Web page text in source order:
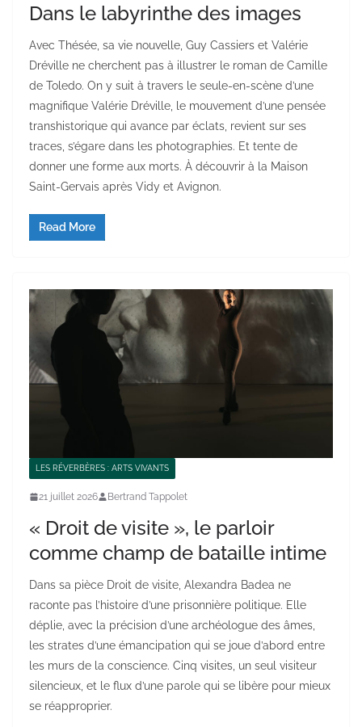
Dans le labyrinthe des images
Avec Thésée, sa vie nouvelle, Guy Cassiers et Valérie
Dréville ne cherchent pas à illustrer le roman de Camille
de Toledo. On y suit à travers le seule-en-scène d’une
magnifique Valérie Dréville, le mouvement d’une pensée
transhistorique qui avance par éclats, revient sur ses
traces, s’égare dans les photographies. Et tente de
donner une forme aux morts. À découvrir à la Maison
Saint-Gervais après Vidy et Avignon.
Read More
LES RÉVERBÈRES : ARTS VIVANTS
21 juillet 2026 Bertrand Tappolet
« Droit de visite », le parloir
comme champ de bataille intime
Dans sa pièce Droit de visite, Alexandra Badea ne
raconte pas l’histoire d’une prisonnière politique. Elle
déplie, avec la précision d’une archéologue des âmes,
les strates d’une émancipation qui se joue d’abord entre
les murs de la conscience. Cinq visites, un seul visiteur
silencieux, et le flux d’une parole qui se libère pour mieux
se réapproprier.